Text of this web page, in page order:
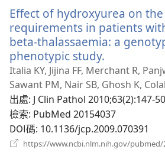
Effect of hydroxyurea on
requirements in patients
beta-thalassaemia: a
phenotypic study.
啟
新
視
窗）
Italia KY, Jijina FF, Merchant R,
Sawant PM, Nair SB, Ghosh K,
出處‎: J Clin Pathol 2010;63(2):147-
檢索‎: PubMed 20154037
DOI碼‎: 10.1136/jcp.2009.070391
https://www.ncbi.nlm.nih.gov/pubmed/